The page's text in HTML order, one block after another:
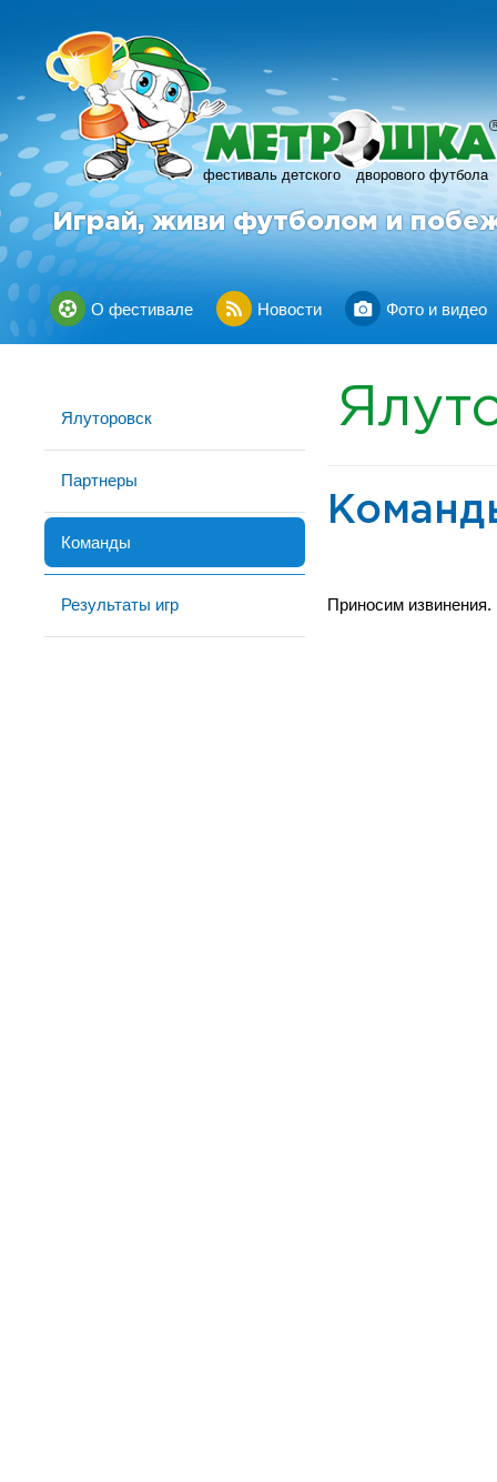
фестиваль детского дворового футбола
R
Играй, живи футболом и
О фестивале Новости Фото и видео
Ялуторовск
Партнеры
Команды
Результаты игр Приносим